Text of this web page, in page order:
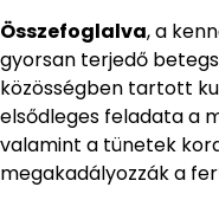
Összefoglalva, a
gyorsan terjedő
közösségben tartott
elsődleges feladata a
valamint a tünetek
megakadályozzák a